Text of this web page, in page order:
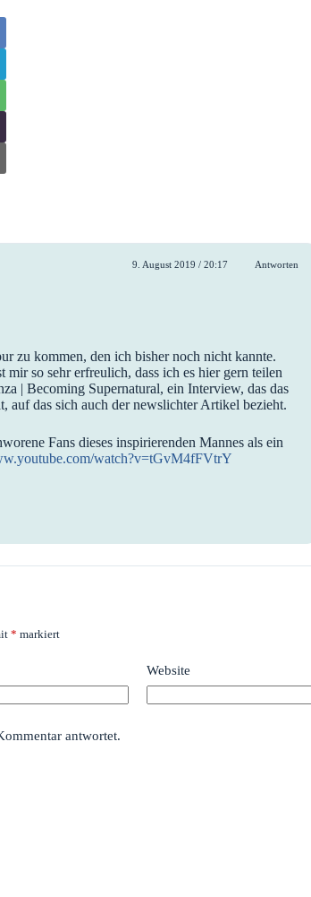
9. August 2019 / 20:17 Antworten
zu kommen, den ich bisher noch nicht kannte.
so sehr erfreulich, dass ich es hier gern teilen
| Becoming Supernatural, ein Interview, das das
auf das sich auch der newslichter Artikel bezieht.
Fans dieses inspirierenden Mannes als ein
watch?v=tGvM4fFVtrY
* markiert
Website
antwortet.